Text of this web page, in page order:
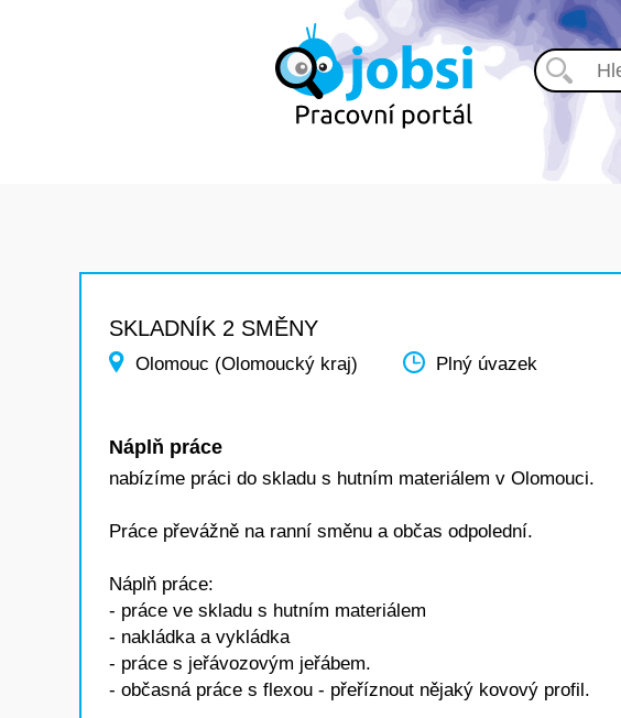
SKLADNÍK 2 SMĚNY
Olomouc (Olomoucký kraj) Plný úvazek
Náplň práce
nabízíme práci do skladu s hutním materiálem v Olomouci.
Práce převážně na ranní směnu a občas odpolední.
Náplň práce:
- práce ve skladu s hutním materiálem
- nakládka a vykládka
- práce s jeřávozovým jeřábem.
- občasná práce s flexou - přeříznout nějaký kovový profil.